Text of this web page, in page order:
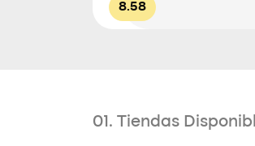
8.58
01. Tiendas